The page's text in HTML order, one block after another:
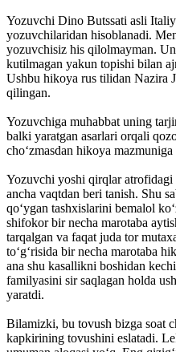
Yozuvchi Dino Butssati asli
yozuvchilaridan hisoblanadi.
yozuvchisiz his qilolmayman.
kutilmagan yakun topishi bilan
Ushbu hikoya rus tilidan Nazira
qilingan.
Yozuvchiga muhabbat uning
balki yaratgan asarlari orqali
choʻzmasdan hikoya mazmuniga
Yozuvchi yoshi qirqlar
ancha vaqtdan beri tanish. Shu
qoʻygan tashxislarini bemalol
shifokor bir necha marotaba
tarqalgan va faqat juda tor
toʻgʻrisida bir necha marotaba
ana shu kasallikni boshidan
familyasini sir saqlagan holda
yaratdi.
Bilamizki, bu tovush bizga soat
kapkirining tovushini eslatadi.